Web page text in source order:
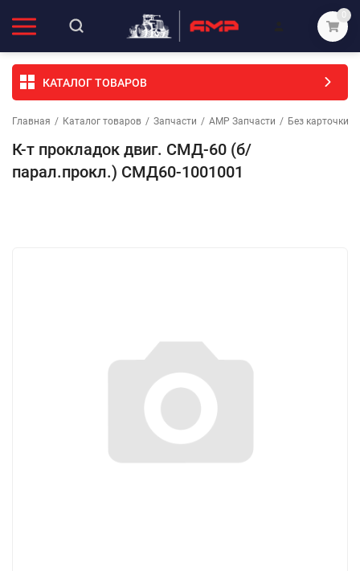
0
КАТАЛОГ ТОВАРОВ
Главная / Каталог товаров / Запчасти / АМР Запчасти / Без карточки
К-т прокладок двиг. СМД-60 (б/
парал.прокл.) СМД60-1001001